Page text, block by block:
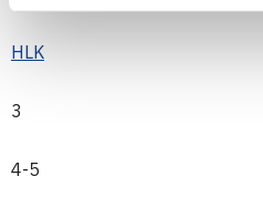
HLK
3
4-5